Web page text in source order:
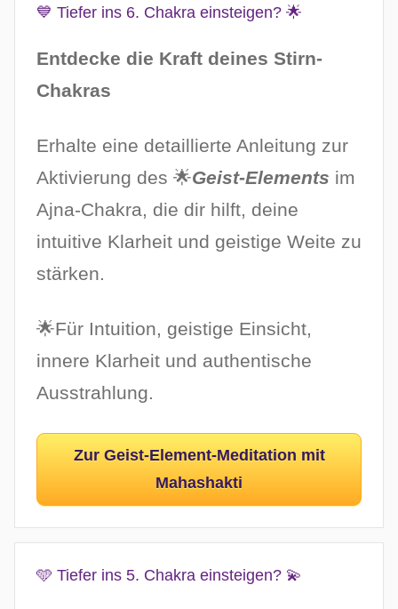
💙 Tiefer ins 6. Chakra einsteigen? 🌟
Entdecke die Kraft deines Stirn-
Chakras
Erhalte eine detaillierte Anleitung zur
Aktivierung des 🌟Geist-Elements im
Ajna-Chakra, die dir hilft, deine
intuitive Klarheit und geistige Weite zu
stärken.
🌟Für Intuition, geistige Einsicht,
innere Klarheit und authentische
Ausstrahlung.
Zur Geist-Element-Meditation mit
Mahashakti
🩵 Tiefer ins 5. Chakra einsteigen? 💫